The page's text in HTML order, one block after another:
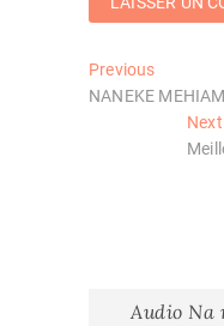
de
l’article
PreviousPrevious
post:
NANEKE
Next
Audio Na